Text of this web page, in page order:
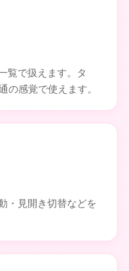
覧で扱えます。タ
感覚で使えます。
・見開き切替などを